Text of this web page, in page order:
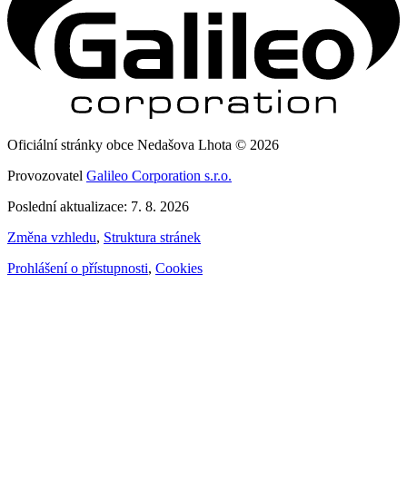
Oficiální stránky obce Nedašova Lhota © 2026
Provozovatel Galileo Corporation s.r.o.
Poslední aktualizace: 7. 8. 2026
Změna vzhledu, Struktura stránek
Prohlášení o přístupnosti, Cookies